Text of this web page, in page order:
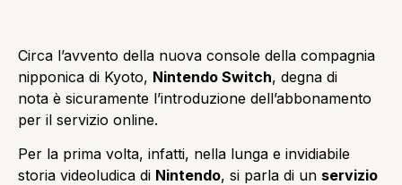
Circa l’avvento della nuova console della compagnia
nipponica di Kyoto, Nintendo Switch, degna di
nota è sicuramente l’introduzione dell’abbonamento
per il servizio online.
Per la prima volta, infatti, nella lunga e invidiabile
storia videoludica di Nintendo, si parla di un servizio